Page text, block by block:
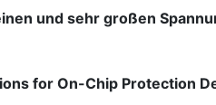
und sehr großen
for On-Chip Protection